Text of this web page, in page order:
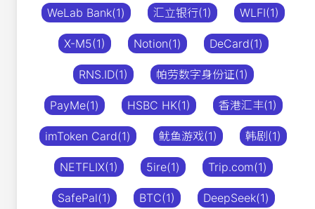
WeLab Bank(1) 汇立银行(1) WLFI(1)
X-M5(1) Notion(1) DeCard(1)
RNS.ID(1) 帕劳数字身份证(1)
PayMe(1) HSBC HK(1) 香港汇丰(1)
imToken Card(1) 鱿鱼游戏(1) 韩剧(1)
NETFLIX(1) 5ire(1) Trip.com(1)
SafePal(1) BTC(1) DeepSeek(1)